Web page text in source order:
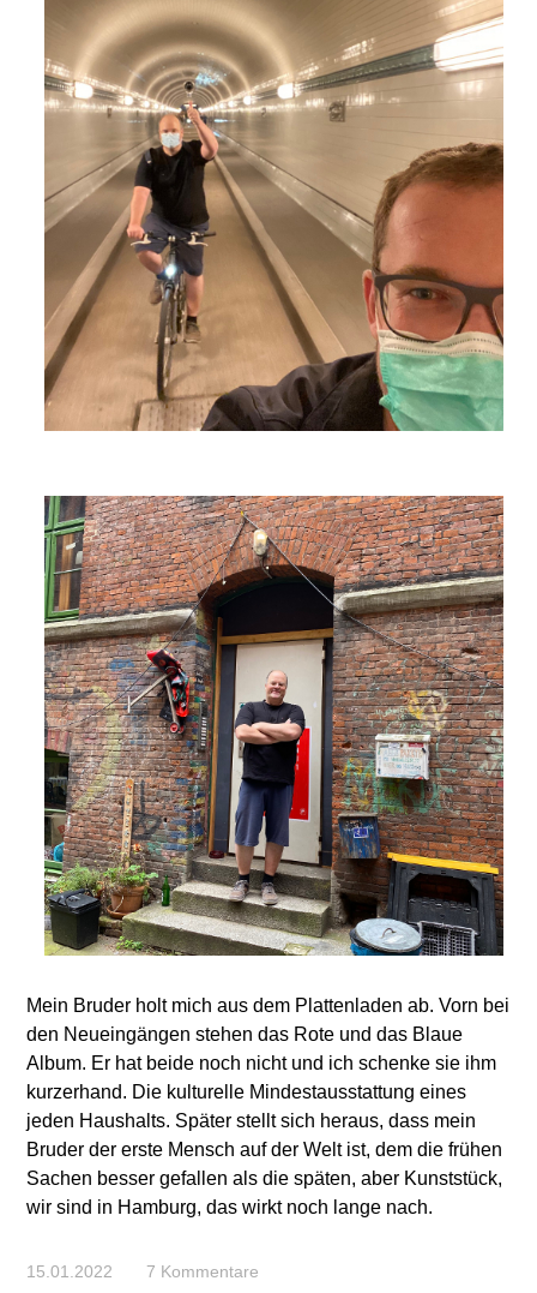
Mein Bruder holt mich aus dem Plattenladen ab. Vorn bei
den Neueingängen stehen das Rote und das Blaue
Album. Er hat beide noch nicht und ich schenke sie ihm
kurzerhand. Die kulturelle Mindestausstattung eines
jeden Haushalts. Später stellt sich heraus, dass mein
Bruder der erste Mensch auf der Welt ist, dem die frühen
Sachen besser gefallen als die späten, aber Kunststück,
wir sind in Hamburg, das wirkt noch lange nach.
15.01.2022 7 Kommentare